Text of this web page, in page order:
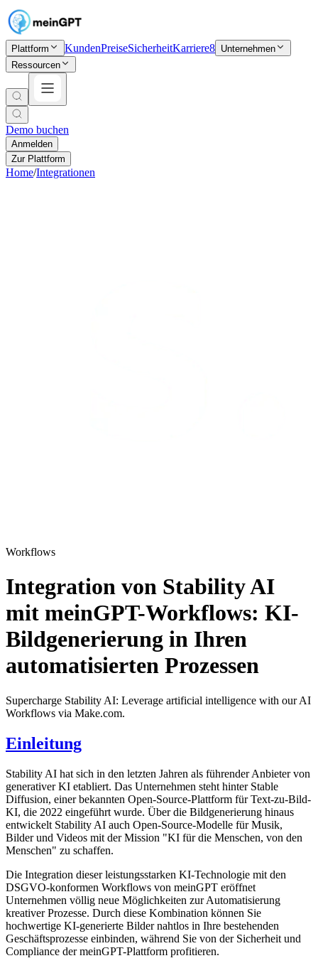
Plattform KundenPreiseSicherheitKarriere8 Unternehmen
Ressourcen
Demo buchen
Anmelden
Zur Plattform
Home/Integrationen
Workflows
Integration von Stability AI
mit meinGPT-Workflows: KI-
Bildgenerierung in Ihren
automatisierten Prozessen
Supercharge Stability AI: Leverage artificial intelligence with our AI
Workflows via Make.com.
Einleitung
Stability AI hat sich in den letzten Jahren als führender Anbieter von
generativer KI etabliert. Das Unternehmen steht hinter Stable
Diffusion, einer bekannten Open-Source-Plattform für Text-zu-Bild-
KI, die 2022 eingeführt wurde. Über die Bildgenerierung hinaus
entwickelt Stability AI auch Open-Source-Modelle für Musik,
Bilder und Videos mit der Mission "KI für die Menschen, von den
Menschen" zu schaffen.
Die Integration dieser leistungsstarken KI-Technologie mit den
DSGVO-konformen Workflows von meinGPT eröffnet
Unternehmen völlig neue Möglichkeiten zur Automatisierung
kreativer Prozesse. Durch diese Kombination können Sie
hochwertige KI-generierte Bilder nahtlos in Ihre bestehenden
Geschäftsprozesse einbinden, während Sie von der Sicherheit und
Compliance der meinGPT-Plattform profitieren.